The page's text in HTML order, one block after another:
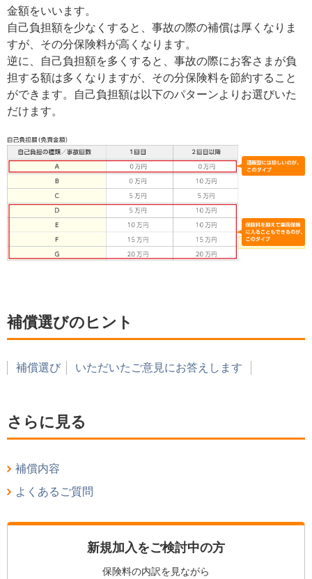
金額をいいます。
自己負担額を少なくすると、事故の際の補償は厚くなりま
すが、その分保険料が高くなります。
逆に、自己負担額を多くすると、事故の際にお客さまが負
担する額は多くなりますが、その分保険料を節約すること
ができます。自己負担額は以下のパターンよりお選びいた
だけます。
補償選びのヒント
補償選び いただいたご意見にお答えします
さらに見る
補償内容
よくあるご質問
新規加入をご検討中の方
保険料の内訳を見ながら